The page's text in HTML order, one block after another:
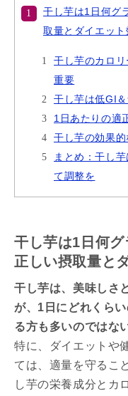
干し芋は1日何グ
取量とダイエット
干し芋のカロ
重要
干し芋は低GI
1日あたりの適
干し芋の効果
まとめ：干し
て調整を
干し芋は1日何
正しい摂取量と
干し芋は、美味しさ
が、1日にどれくら
る方も多いのではな
特に、ダイエットや
ては、適量を守るこ
し芋の栄養成分とカ